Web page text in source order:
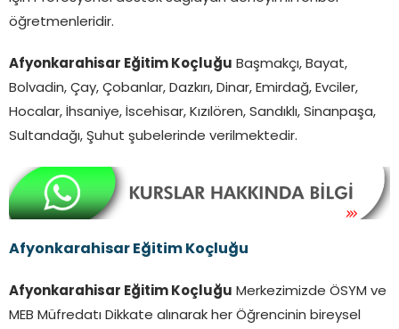
öğretmenleridir.
Afyonkarahisar Eğitim Koçluğu
Başmakçı, Bayat,
Bolvadin, Çay, Çobanlar, Dazkırı, Dinar, Emirdağ,‎ Evciler,‎
Hocalar, İhsaniye,‎ İscehisar, Kızılören,‎ Sandıklı,‎ Sinanpaşa,
Sultandağı, Şuhut şubelerinde verilmektedir.
Afyonkarahisar Eğitim Koçluğu
Afyonkarahisar Eğitim Koçluğu Merkezimizde ÖSYM ve
MEB Müfredatı Dikkate alınarak her Öğrencinin bireysel